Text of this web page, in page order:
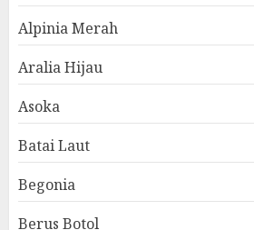
Alpinia Merah
Aralia Hijau
Asoka
Batai Laut
Begonia
Berus Botol